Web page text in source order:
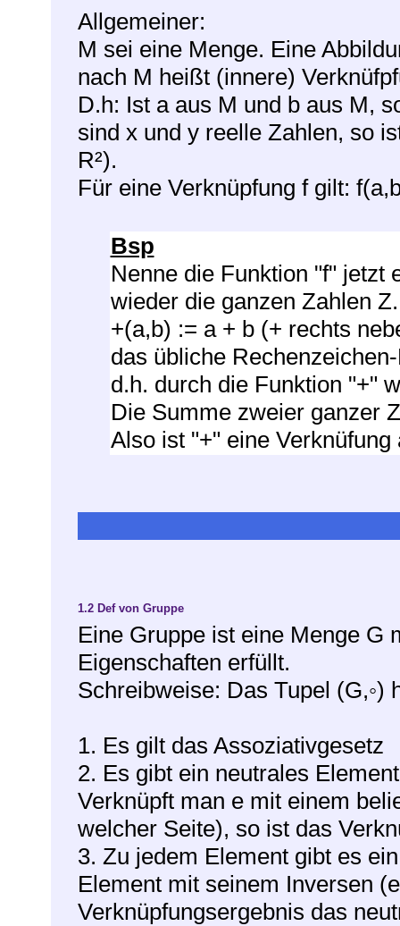
Allgemeiner:
M sei eine Menge. Eine
nach M heißt (innere)
D.h: Ist a aus M und b aus M,
sind x und y reelle Zahlen, so
R²).
Für eine Verknüpfung f gilt:
Bsp
Nenne die Funktion "f" jetzt
wieder die ganzen Zahlen Z.
+(a,b) := a + b (+ rechts
das übliche
d.h. durch die Funktion "+"
Die Summe zweier ganzer
Also ist "+" eine
1.2 Def von Gruppe
Eine Gruppe ist eine Menge G
Eigenschaften erfüllt.
Schreibweise: Das Tupel (G,◦)
1. Es gilt das Assoziativgesetz
2. Es gibt ein neutrales
Verknüpft man e mit einem
welcher Seite), so ist das
3. Zu jedem Element gibt es
Element mit seinem Inversen
Verknüpfungsergebnis das